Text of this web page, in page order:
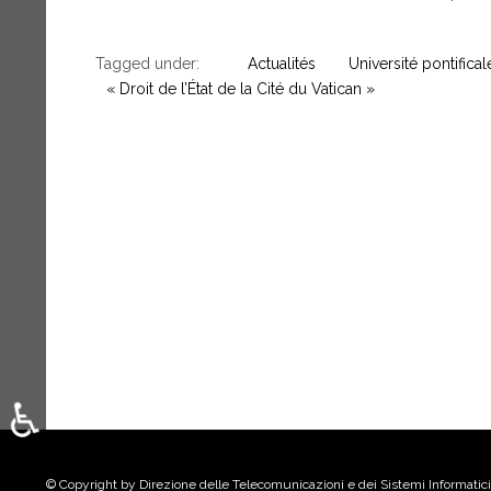
Tagged under: Actualités
Université
« Droit de l’État de la Cité du Vatican »
© Copyright by Direzione delle Telecomunicazioni e dei Sistemi Informatici